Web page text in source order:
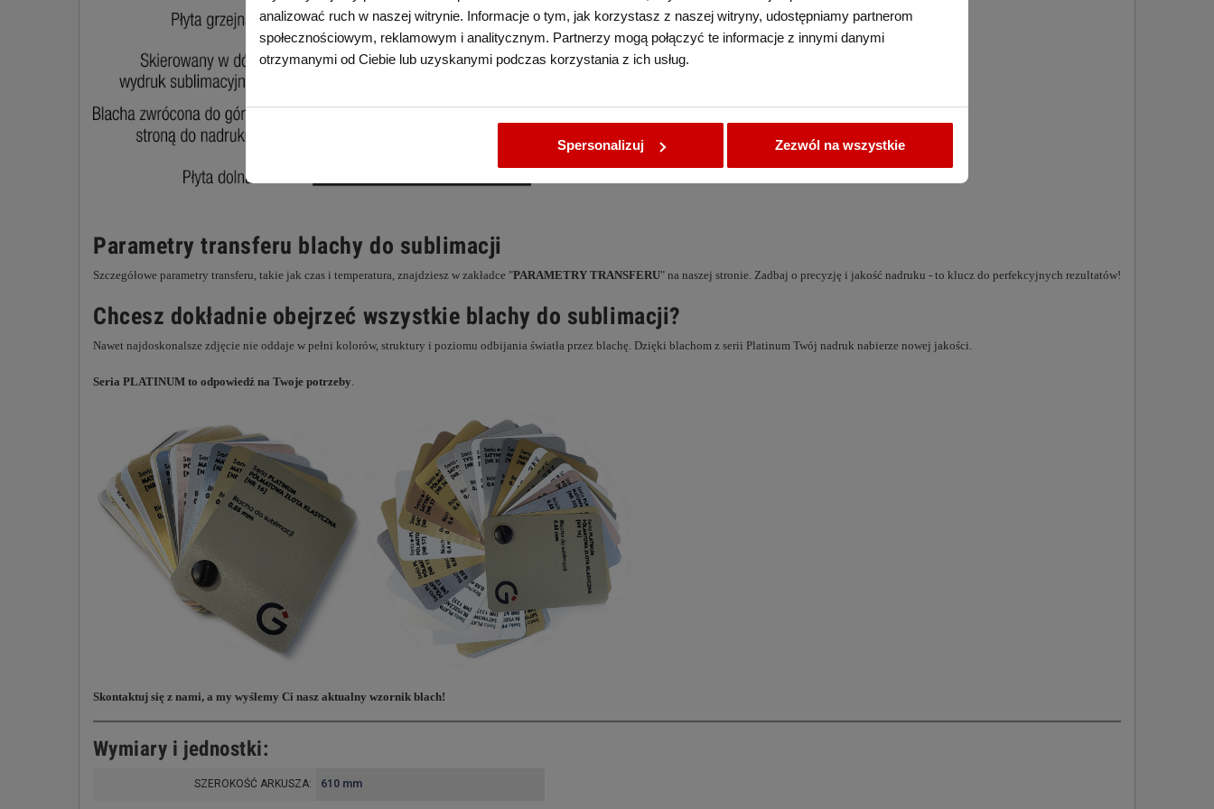
Parametry transferu blachy do sublimacji
Szczegółowe parametry transferu, takie jak czas i temperatura, znajdziesz w zakładce "PARAMETRY TRANSFERU" na naszej stronie. Zadbaj o precyzję i jakość nadruku - to klucz do perfekcyjnych rezultatów!
Chcesz dokładnie obejrzeć wszystkie blachy do sublimacji?
Nawet najdoskonalsze zdjęcie nie oddaje w pełni kolorów, struktury i poziomu odbijania światła przez blachę. Dzięki blachom z serii Platinum Twój nadruk nabierze nowej jakości.
Seria PLATINUM to odpowiedź na Twoje potrzeby
Skontaktuj się z nami, a my wyślemy Ci nasz aktualny wzornik blach!
Wymiary i jednostki:
SZEROKOŚĆ ARKUSZA: 610 mm
analizować ruch w naszej witrynie. Informacje o tym, jak korzystasz z naszej witryny, udostępniamy partnerom
społecznościowym, reklamowym i analitycznym. Partnerzy mogą połączyć te informacje z innymi danymi
otrzymanymi od Ciebie lub uzyskanymi podczas korzystania z ich usług.
Spersonalizuj Zezwól na wszystkie